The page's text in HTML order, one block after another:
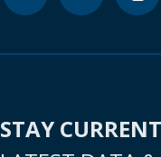
STAY CURRENT